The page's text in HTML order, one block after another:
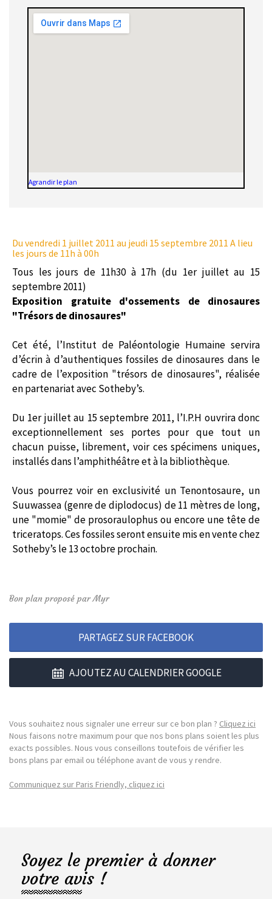
Agrandir le plan
Du vendredi 1 juillet 2011 au jeudi 15 septembre 2011 A lieu
les jours de 11h à 00h
Tous les jours de 11h30 à 17h (du 1er juillet au 15
septembre 2011)
Exposition gratuite d'ossements de dinosaures
"Trésors de dinosaures"
Cet été, l’Institut de Paléontologie Humaine servira
d’écrin à d’authentiques fossiles de dinosaures dans le
cadre de l’exposition "trésors de dinosaures", réalisée
en partenariat avec Sotheby’s.
Du 1er juillet au 15 septembre 2011, l’I.P.H ouvrira donc
exceptionnellement ses portes pour que tout un
chacun puisse, librement, voir ces spécimens uniques,
installés dans l’amphithéâtre et à la bibliothèque.
Vous pourrez voir en exclusivité un Tenontosaure, un
Suuwassea (genre de diplodocus) de 11 mètres de long,
une "momie" de prosoraulophus ou encore une tête de
triceratops. Ces fossiles seront ensuite mis en vente chez
Sotheby’s le 13 octobre prochain.
Bon plan proposé par Myr
PARTAGEZ SUR FACEBOOK
AJOUTEZ AU CALENDRIER GOOGLE
Vous souhaitez nous signaler une erreur sur ce bon plan ? Cliquez ici
Nous faisons notre maximum pour que nos bons plans soient les plus
exacts possibles. Nous vous conseillons toutefois de vérifier les
bons plans par email ou téléphone avant de vous y rendre.
Communiquez sur Paris Friendly, cliquez ici
Soyez le premier à donner
votre avis !